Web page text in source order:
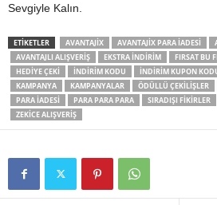
Sevgiyle Kalın.
ETIKETLER AVANTAJIX AVANTAJIX PARA IADESI
AVANTAJLI ALIŞVERIŞ
EKSTRA INDIRIM FIRSAT BU
HEDIYE ÇEKI
INDIRIM KODU INDIRIM KUPON
KAMPANYA
KAMPANYALAR ÖDÜLLÜ ÇEKILIŞLER
PARA IADESI
PARA PARA PARA SIRADIŞI FIKIRLER
ZEKICE ALIŞVERIŞ